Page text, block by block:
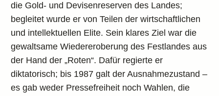
die Gold- und Devisenreserven des Landes;
begleitet wurde er von Teilen der wirtschaftlichen
und intellektuellen Elite. Sein klares Ziel war die
gewaltsame Wiedereroberung des Festlandes aus
der Hand der „Roten“. Dafür regierte er
diktatorisch; bis 1987 galt der Ausnahmezustand –
es gab weder Pressefreiheit noch Wahlen, die